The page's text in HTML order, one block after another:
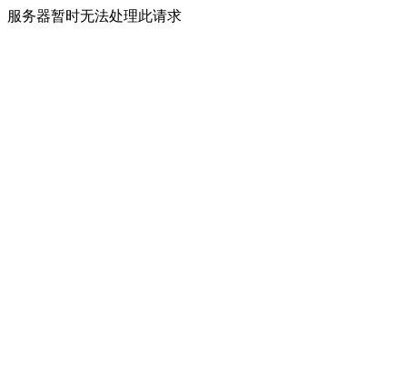
服务器暂时无法处理此请求